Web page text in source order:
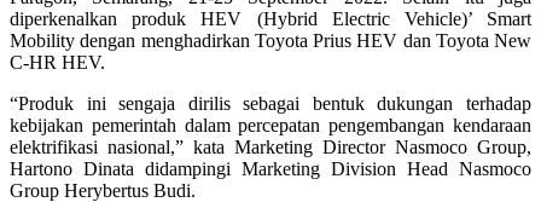
diperkenalkan produk HEV (Hybrid Electric Vehicle)’ Smart
Mobility dengan menghadirkan Toyota Prius HEV dan Toyota New
C-HR HEV.
“Produk ini sengaja dirilis sebagai bentuk dukungan terhadap
kebijakan pemerintah dalam percepatan pengembangan kendaraan
elektrifikasi nasional,” kata Marketing Director Nasmoco Group,
Hartono Dinata didampingi Marketing Division Head Nasmoco
Group Herybertus Budi.